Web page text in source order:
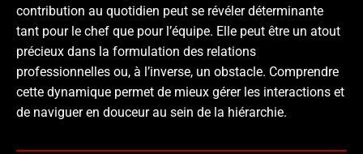
contribution au quotidien peut se révéler déterminante
tant pour le chef que pour l’équipe. Elle peut être un atout
précieux dans la formulation des relations
professionnelles ou, à l’inverse, un obstacle. Comprendre
cette dynamique permet de mieux gérer les interactions et
de naviguer en douceur au sein de la hiérarchie.